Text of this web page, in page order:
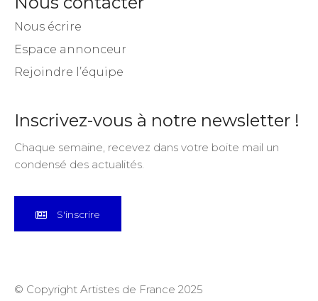
Nous écrire
Espace annonceur
Rejoindre l’équipe
Inscrivez-vous à notre newsletter !
Chaque semaine, recevez dans votre boite mail un
condensé des actualités.
S'inscrire
© Copyright Artistes de France 2025